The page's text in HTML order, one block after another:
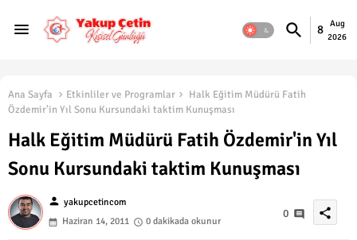
8
Aug
2026
Ana Sayfa Etkinliler ve Programlar
Halk Eğitim Müdürü Fatih
Özdemir'in Yıl Sonu Kursundaki taktim Kunuşması
Halk Eğitim Müdürü Fatih Özdemir'in Yıl
Sonu Kursundaki taktim Kunuşması
person yakupcetincom
Haziran 14, 2011
0 dakikada okunur
0 share